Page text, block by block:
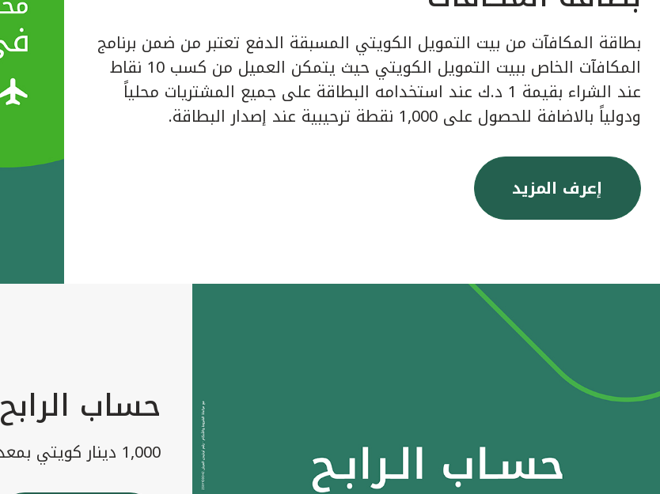
بطاقة المكافآت من بيت التمويل الكويتي المسبقة الدفع تعتبر من ضمن برنامج
المكافآت الخاص ببيت التمويل الكويتي حيث يتمكن العميل من كسب 10 نقاط
عند الشراء بقيمة 1 د.ك عند استخدامه البطاقة على جميع المشتريات محلياً
ودولياً بالاضافة للحصول على 1,000 نقطة ترحيبية عند إصدار البطاقة.
إعرف المزيد
حساب الرابح
1,000 دينار كويتي بمعدل 30 رابح شهريا